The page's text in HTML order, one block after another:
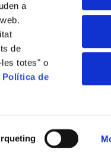
a
de
totes" o
Política de
legal
de cookies
de privacitat
de xarxes socials
ètic i de denúncies
nos